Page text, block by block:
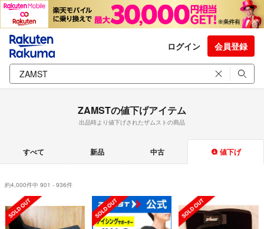
ログイン 会員登録
ZAMSTの値下げアイテム
出品時より値下げされたザムストの商品
すべて 新品 中古 値下げ
約4,000件中 901 - 936件